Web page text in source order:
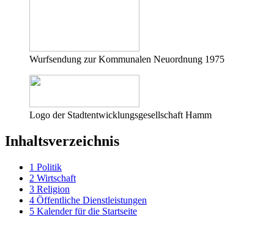
Wurfsendung zur Kommunalen Neuordnung 1975
Logo der Stadtentwicklungsgesellschaft Hamm
Inhaltsverzeichnis
1 Politik
2 Wirtschaft
3 Religion
4 Öffentliche Dienstleistungen
5 Kalender für die Startseite